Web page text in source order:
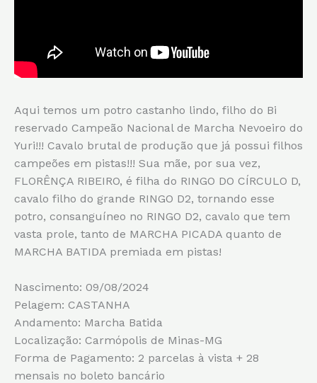
Aqui temos um potro castanho lindo, filho do Bi
reservado Campeão Nacional de Marcha Nevoeiro do
Yuri!!! Cavalo brutal de produção que já possui filhos
campeões em pistas!!! Sua mãe, por sua vez,
FLORÊNÇA RIBEIRO, é filha do RINGO DO CÍRCULO D,
cavalo filho do grande RINGO D2, tornando esse
potro, consanguíneo no RINGO D2, cavalo que tem
vasta prole, tanto de MARCHA PICADA quanto de
MARCHA BATIDA premiada em pistas!
Nascimento: 09/08/2024
Pelagem: CASTANHA
Andamento: Marcha Batida
Localização: Carmópolis de Minas-MG
Forma de Pagamento: 2 parcelas à vista + 28
mensais no boleto bancário